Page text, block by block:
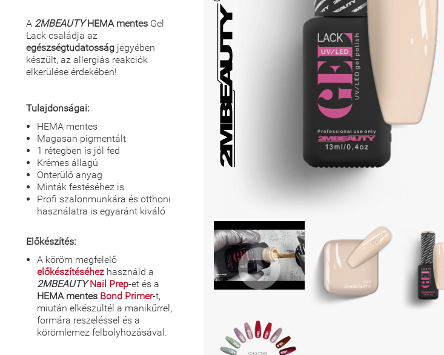
A 2MBEAUTY HEMA mentes Gel
Lack családja az
egészségtudatosság jegyében
készült, az allergiás reakciók
elkerülése érdekében!
Tulajdonságai:
HEMA mentes
Magasan pigmentált
1 rétegben is jól fed
Krémes állagú
Önterülő anyag
Minták festéséhez is
Profi szalonmunkára és otthoni
használatra is egyaránt kiváló
Előkészítés:
A köröm megfelelő
előkészítéséhez használd a
2MBEAUTYNail Prep-et és a
HEMA mentes Bond Primer-t,
miután elkészültél a manikűrrel,
formára reszeléssel és a
körömlemez felbolyhozásával.